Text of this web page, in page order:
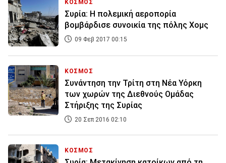
ΚΟΣΜΟΣ
Συρία: Η πολεμική αεροπορία
βομβάρδισε συνοικία της πόλης Χομς
09 Φεβ 2017 00:15
ΚΟΣΜΟΣ
Συνάντηση την Τρίτη στη Νέα Υόρκη
των χωρών της Διεθνούς Ομάδας
Στήριξης της Συρίας
20 Σεπ 2016 02:10
ΚΟΣΜΟΣ